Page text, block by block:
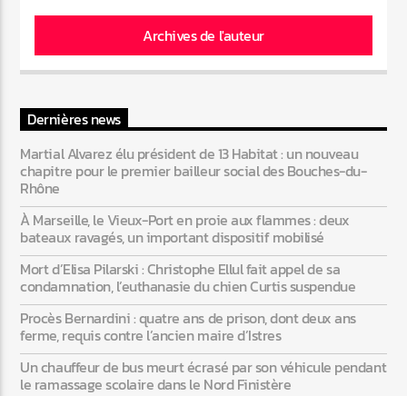
Archives de l'auteur
Dernières news
Martial Alvarez élu président de 13 Habitat : un nouveau
chapitre pour le premier bailleur social des Bouches-du-
Rhône
À Marseille, le Vieux-Port en proie aux flammes : deux
bateaux ravagés, un important dispositif mobilisé
Mort d’Elisa Pilarski : Christophe Ellul fait appel de sa
condamnation, l’euthanasie du chien Curtis suspendue
Procès Bernardini : quatre ans de prison, dont deux ans
ferme, requis contre l’ancien maire d’Istres
Un chauffeur de bus meurt écrasé par son véhicule pendant
le ramassage scolaire dans le Nord Finistère